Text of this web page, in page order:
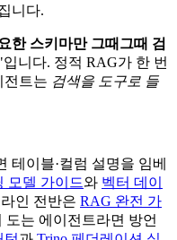
니다.
한 스키마만 그때그때 검
니다. 정적 RAG가 한 번
전트는 검색을 도구로 들
테이블·컬럼 설명을 임베
모델 가이드와 벡터 데이
인 전반은 RAG 완전 가
도는 에이전트라면 방언